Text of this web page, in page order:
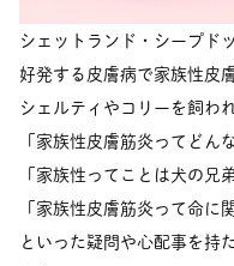
シェットランド・シープド
好発する皮膚病で家族性皮
シェルティやコリーを飼わ
「家族性皮膚筋炎ってどん
「家族性ってことは犬の兄
「家族性皮膚筋炎って命に
といった疑問や心配事を持